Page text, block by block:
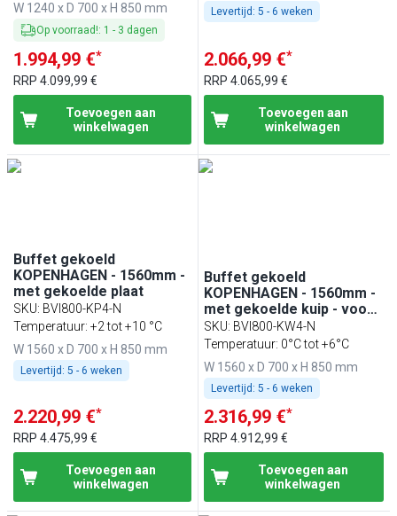
W 1240 x D 700 x H 850 mm
Op voorraad!: 1 - 3 dagen
1.994,99 €*
RRP 4.099,99 €
Toevoegen aan
winkelwagen
Levertijd: 5 - 6 weken
2.066,99 €*
RRP4.065,99 €
Toevoegen aan
winkelwagen
Buffet gekoeld
KOPENHAGEN - 1560mm -
met gekoelde plaat
SKU: BVI800-KP4-N
Temperatuur: +2 tot +10 °C
W 1560 x D 700 x H 850 mm
Levertijd: 5 - 6 weken
2.220,99 €*
RRP 4.475,99 €
Toevoegen aan
winkelwagen
Buffet gekoeld
KOPENHAGEN - 1560mm -
met gekoelde kuip - voor
4x GN 1/1
SKU: BVI800-KW4-N
Temperatuur: 0°C tot +6°C
W 1560 x D 700 x H 850 mm
Levertijd: 5 - 6 weken
2.316,99 €*
RRP4.912,99 €
Toevoegen aan
winkelwagen